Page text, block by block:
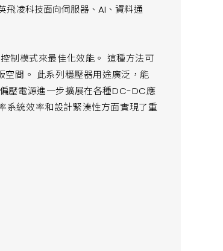
飛凌科技面向伺服器、AI、資料通
制模式來最佳化效能。 這種方法可
間。 此系列穩壓器用途廣泛，能
壓電源進一步擴展在各種DC-DC應
系統效率和設計緊湊性方面實現了重